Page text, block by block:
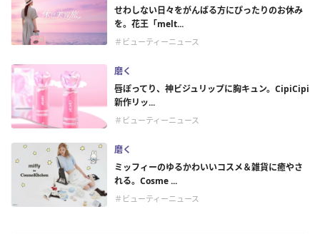
せわしない日々をがんばる方にぴったりのお休み
を。花王「melt...
＃ビューティーニュース
磨く
唇ぽってり、神ビジュリップに胸キュン。CipiCipi
新作リッ...
＃ビューティーニュース
磨く
ミッフィーのゆるかわいいコスメ＆雑貨に癒やさ
れる。Cosme ...
＃ビューティーニュース